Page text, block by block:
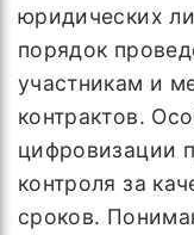
юридических
порядок
участникам и
контрактов.
цифровизации
контроля за
сроков.